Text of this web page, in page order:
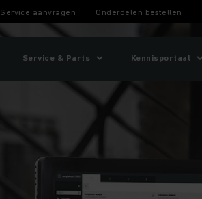
Service aanvragen Onderdelen bestellen
Service & Parts Kennisportaal